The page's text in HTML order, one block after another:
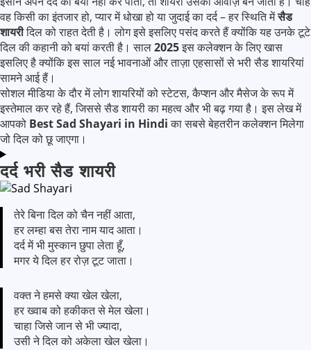
वह किसी का इंतजार हो, प्यार में धोखा हो या जुदाई का दर्द – हर स्थिति मेंसैड
शायरीदिल को राहत देती है। लोग इसे इसलिए पसंद करते हैं क्योंकि यह उनके टूटे
दिल की कहानी को बयां करती है। साल2025इस कलेक्शन के लिए खास
इसलिए है क्योंकि इस साल नई भावनाओं और ताज़ा एहसासों से भरी सैड शायरियां
सामने आई हैं।
सोशल मीडिया के दौर में लोग शायरियों को स्टेटस, कैप्शन और मैसेज के रूप में
इस्तेमाल कर रहे हैं, जिससे सैड शायरी का महत्व और भी बढ़ गया है। इस लेख में
आपको Best Sad Shayari in Hindiका सबसे बेहतरीन कलेक्शन मिलेगा
जो दिल को छू जाएगा।
दर्द भरी सैड शायरी
तेरे बिना दिल को चैन नहीं आता,
हर लम्हा बस तेरा नाम याद आता।
दर्द में भी मुस्कान छुपा लेता हूँ,
मगर ये दिल हर रोज़ टूट जाता।
वक्त ने हमसे क्या खेल खेला,
हर ख्वाब को हकीकत से मेल खेला।
चाहा जिसे जान से भी ज्यादा,
उसी ने दिल को अकेला खेल खेला।